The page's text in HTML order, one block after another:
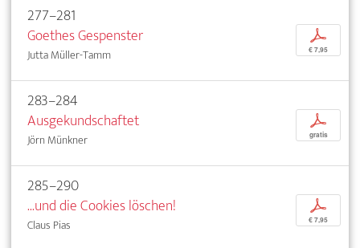
277–281
Goethes Gespenster
Jutta Müller-Tamm
p
€ 7,95
283–284
Ausgekundschaftet
Jörn Münkner
p
gratis
285–290
...und die Cookies löschen!
Claus Pias
p
€ 7,95